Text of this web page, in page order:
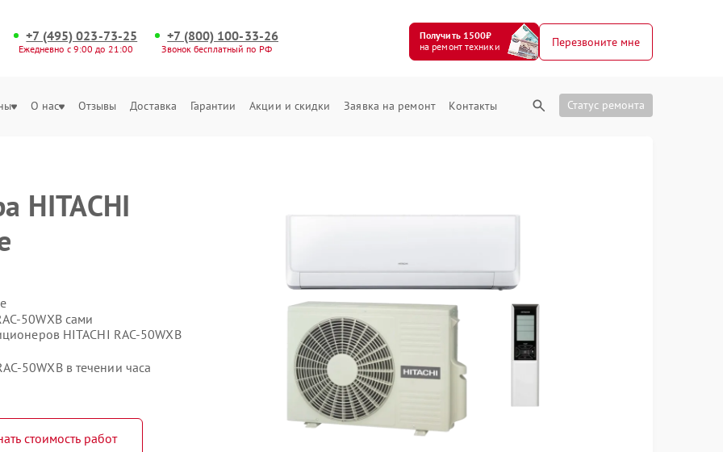
+7 (495) 023-73-25
Ежедневно с 9:00 до 21:00
+7 (800) 100-33-26
Звонок бесплатный по РФ
Получить 1500₽
на ремонт техники
Перезвоните мне
О нас Отзывы Доставка Гарантии Акции и скидки Заявка на ремонт Контакты Статус ремонта
HITACHI
50WXB сами
HITACHI RAC-50WXB
50WXB в течении часа
стоимость работ